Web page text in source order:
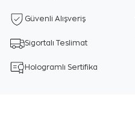
Güvenli Alışveriş
Sigortalı Teslimat
Hologramlı Sertifika